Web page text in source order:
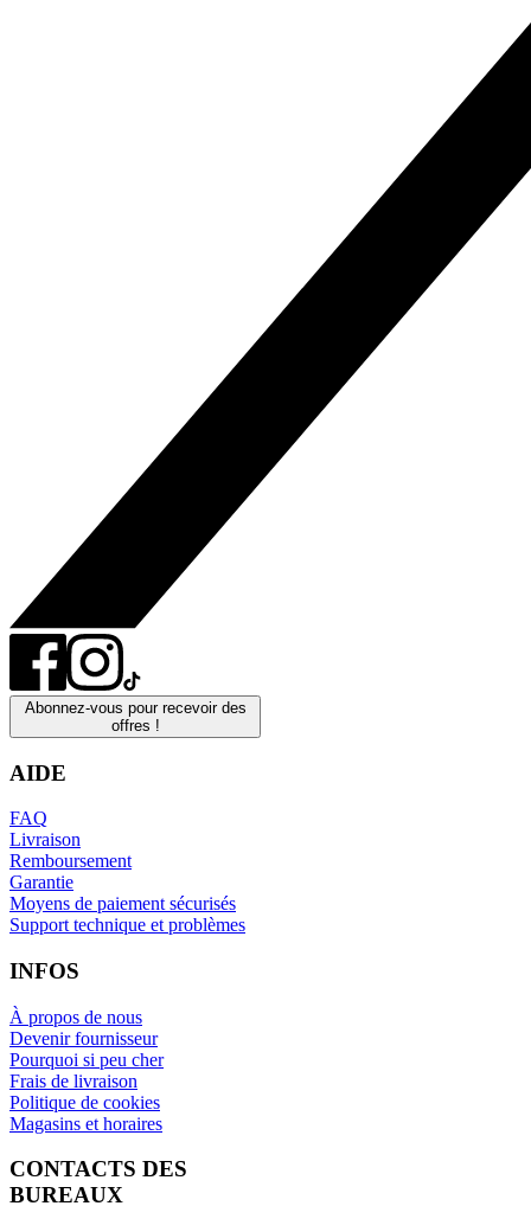
Abonnez-vous pour recevoir des
offres !
AIDE
FAQ
Livraison
Remboursement
Garantie
Moyens de paiement sécurisés
Support technique et problèmes
INFOS
À propos de nous
Devenir fournisseur
Pourquoi si peu cher
Frais de livraison
Politique de cookies
Magasins et horaires
CONTACTS DES
BUREAUX